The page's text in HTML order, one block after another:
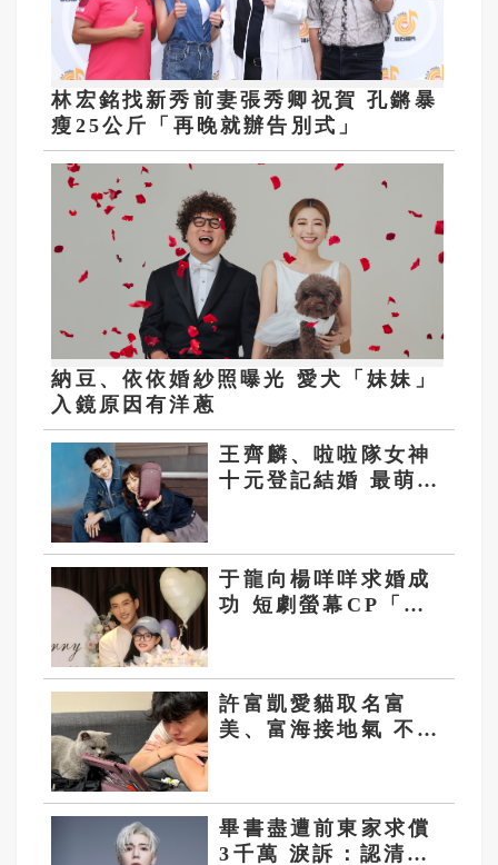
林宏銘找新秀前妻張秀卿祝賀 孔鏘暴
瘦25公斤「再晚就辦告別式」
納豆、依依婚紗照曝光 愛犬「妹妹」
入鏡原因有洋蔥
王齊麟、啦啦隊女神
十元登記結婚 最萌身
于龍向楊咩咩求婚成
功 短劇螢幕CP「變
許富凱愛貓取名富
美、富海接地氣 不當
畢書盡遭前東家求償
3千萬 淚訴：認清真